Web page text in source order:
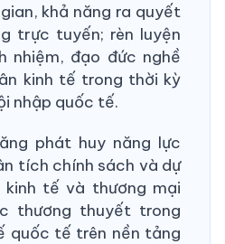
khả năng ra quyết
trực tuyến; rèn luyện
nhiệm, đạo đức nghề
kinh tế trong thời kỳ
nhập quốc tế.
phát huy năng lực
tích chính sách và dự
tế và thương mại
thương thuyết trong
quốc tế trên nền tảng